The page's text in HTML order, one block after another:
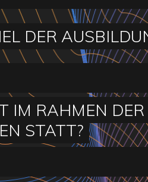
DER
IM RAHMEN
STATT?